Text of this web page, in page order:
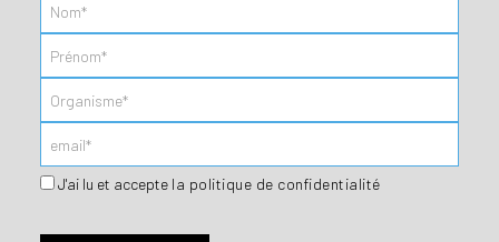
J'ai lu et acceptela politique de confidentialité